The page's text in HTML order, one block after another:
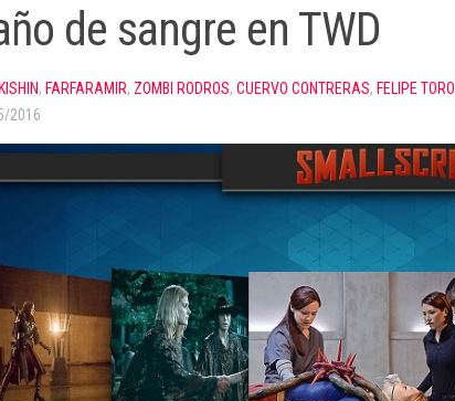
de sangre en TWD
KISHIN, FARFARAMIR, ZOMBI RODROS, CUERVO CONTRERAS, FELIPE TORO
2016